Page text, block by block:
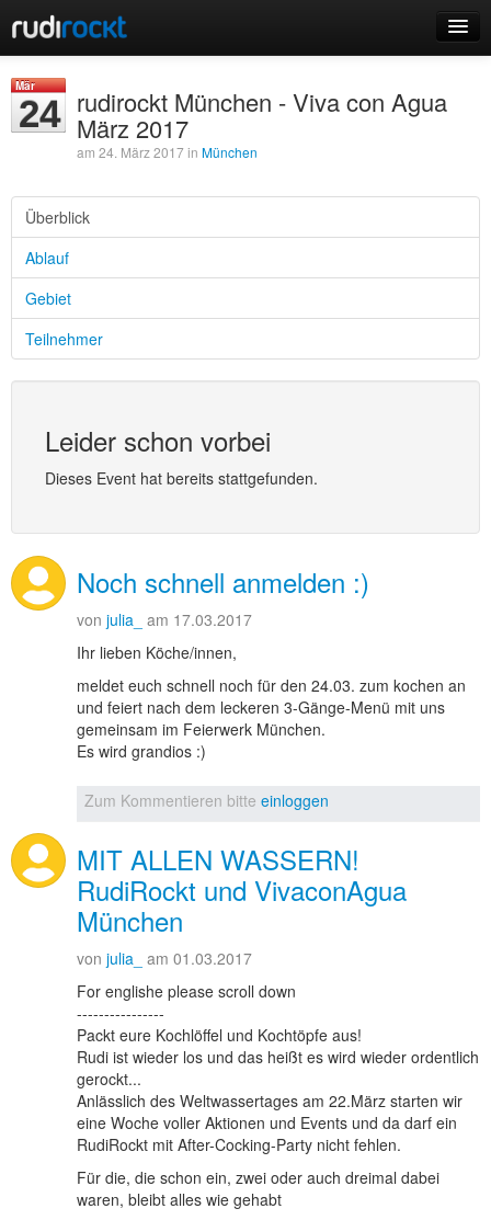
Events
Login
Registrieren
Mär
24 rudirockt München - Viva con Agua
März 2017
am 24. März 2017 in München
Überblick
Ablauf
Gebiet
Teilnehmer
Leider schon vorbei
Dieses Event hat bereits stattgefunden.
Noch schnell anmelden :)
von julia_ am 17.03.2017
Ihr lieben Köche/innen,
meldet euch schnell noch für den 24.03. zum kochen an
und feiert nach dem leckeren 3-Gänge-Menü mit uns
gemeinsam im Feierwerk München.
Es wird grandios :)
Zum Kommentieren bitte einloggen
MIT ALLEN WASSERN!
RudiRockt und VivaconAgua
München
von julia_ am 01.03.2017
For englishe please scroll down
----------------
Packt eure Kochlöffel und Kochtöpfe aus!
Rudi ist wieder los und das heißt es wird wieder ordentlich
gerockt...
Anlässlich des Weltwassertages am 22.März starten wir
eine Woche voller Aktionen und Events und da darf ein
RudiRockt mit After-Cocking-Party nicht fehlen.
Für die, die schon ein, zwei oder auch dreimal dabei
waren, bleibt alles wie gehabt